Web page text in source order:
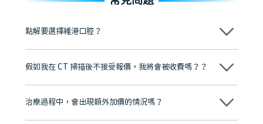
點解要選擇維港口腔？
維港口腔踐行「醫道濟世」的大學校訓，各分院匯聚來自香港、內地的
牌」、「2025香港企業領袖品牌」，是諾貝爾種植系統全球放心植牙中
至今已服務超過三十個國家和地區的顧客，受到粵港澳大灣區及周邊城
市市民極高的口碑評價及信任推薦 珠海、深圳設有八大分院，香港亦設
有咨詢及服務保障中心，有任何問題都可以隨時預約免費咨詢，讓人十
假如我在 CT 掃描後不接受報價，我將會被收費嗎？？
不會！只要未開始實際服務之前，你不會被收取任何費用。
治療過程中，會出現額外加價的情況嗎？
不會，治療前我們會詳細說明治療方案及對應的價錢，顧客同意並簽字